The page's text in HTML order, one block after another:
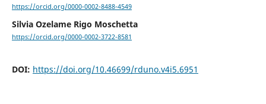
https://orcid.org/0000-0002-8488-4549
Silvia Ozelame Rigo Moschetta
https://orcid.org/0000-0002-3722-8581
DOI: https://doi.org/10.46699/rduno.v4i5.6951